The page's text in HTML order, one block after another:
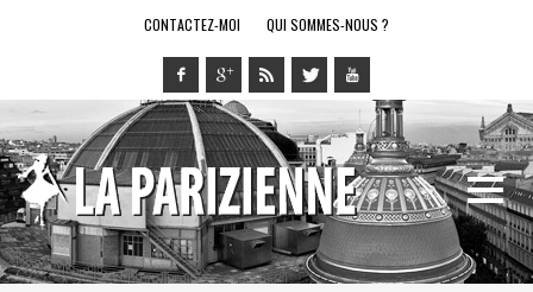
CONTACTEZ-MOI QUI SOMMES-NOUS ?